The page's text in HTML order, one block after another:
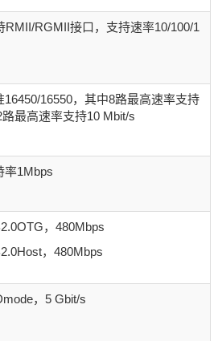
RMII/RGMII接口，支持速率10/100/1
16450/16550，其中8路最高速率支持
最高速率支持10 Mbit/s
率1Mbps
，480Mbps
，480Mbps
，5 Gbit/s